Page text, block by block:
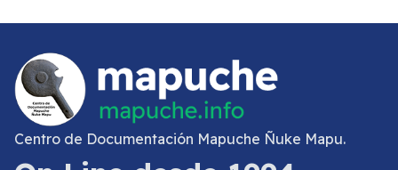
Centro de Documentación Mapuche Ñuke Mapu.